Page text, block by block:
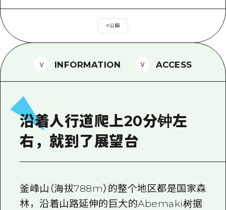
治愈
1晚2天
2晚3天
广岛免费无线上网
常见问题解答
照片下载
#公园
INFORMATION ACCESS
沿着人行道爬上20分钟左
右，就到了展望台
釜峰山（海拔788m）的整个地区都是国家森
林，沿着山路延伸的巨大的Abemaki树据